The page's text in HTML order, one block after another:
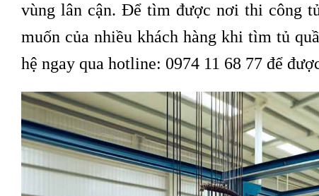
vùng lân cận. Để tìm được nơi thi công
muốn của nhiều khách hàng khi tìm tủ
hệ ngay qua hotline: 0974 11 68 77 để